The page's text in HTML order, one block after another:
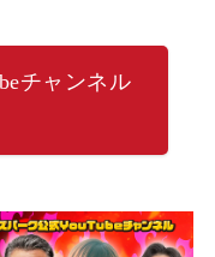
チャンネル